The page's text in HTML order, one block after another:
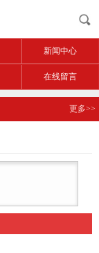
新闻中心
在线留言
更多>>